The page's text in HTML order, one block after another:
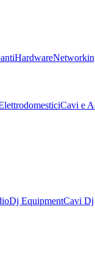
Hardware
Cavi e
Dj EquipmentCavi Dj